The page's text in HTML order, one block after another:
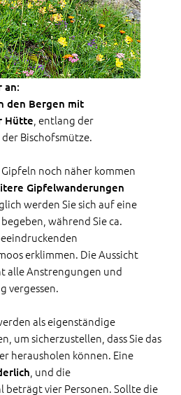
an:
den Bergen mit
Hütte , entlang der
Bischofsmütze.
noch näher kommen
Gipfelwanderungen
werden Sie sich auf eine
während Sie ca.
erklimmen. Die Aussicht
alle Anstrengungen und
vergessen.
als eigenständige
um sicherzustellen, dass Sie das
herausholen können. Eine
, und die
vier Personen. Sollte die